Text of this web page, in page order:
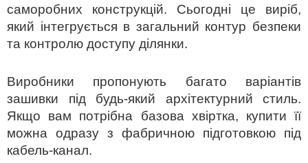
саморобних конструкцій. Сьогодні це виріб,
який інтегрується в загальний контур безпеки
та контролю доступу ділянки.
Виробники пропонують багато варіантів
зашивки під будь-який архітектурний стиль.
Якщо вам потрібна базова хвіртка, купити її
можна одразу з фабричною підготовкою під
кабель-канал.